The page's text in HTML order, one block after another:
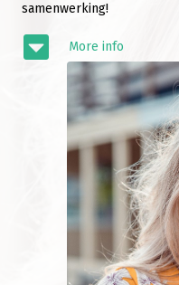
samenwerking!
More info